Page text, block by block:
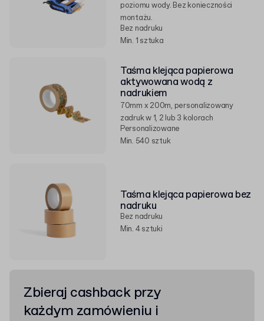
poziomu wody. Bez konieczności
montażu.
Bez nadruku
Min. 1 sztuka
Taśma klejąca papierowa
aktywowana wodą z
nadrukiem
70mm x 200m, personalizowany
zadruk w 1, 2 lub 3 kolorach
Personalizowane
Min. 540 sztuk
Taśma klejąca papierowa bez
nadruku
Bez nadruku
Min. 4 sztuki
Zbieraj cashback przy
każdym zamówieniu i